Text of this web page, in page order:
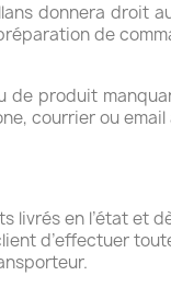
donnera droit
de
produit
courrier ou
livrés en l’état et
d’effectuer